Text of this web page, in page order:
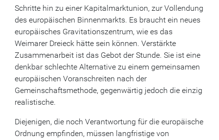
Schritte hin zu einer Kapitalmarktunion, zur Vollendung
des europäischen Binnenmarkts. Es braucht ein neues
europäisches Gravitationszentrum, wie es das
Weimarer Dreieck hätte sein können. Verstärkte
Zusammenarbeit ist das Gebot der Stunde. Sie ist eine
denkbar schlechte Alternative zu einem gemeinsamen
europäischen Voranschreiten nach der
Gemeinschaftsmethode, gegenwärtig jedoch die einzig
realistische.
Diejenigen, die noch Verantwortung für die europäische
Ordnung empfinden, müssen langfristige von